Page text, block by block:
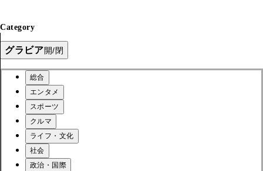
Category
グラビア開/閉
総合
エンタメ
スポーツ
クルマ
ライフ・文化
社会
政治・国際